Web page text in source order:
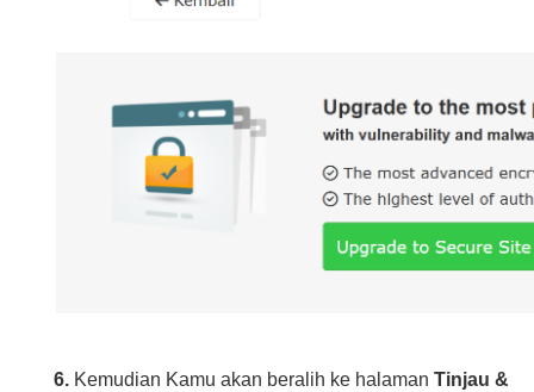
6. Kemudian Kamu akan beralih ke halaman Tinjau &